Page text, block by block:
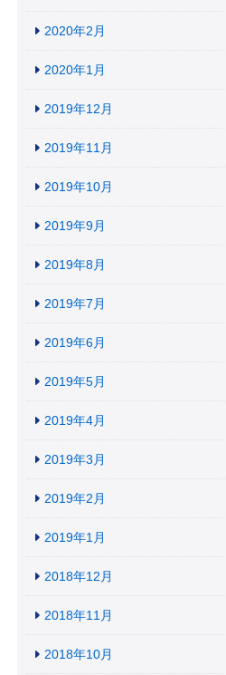
2020年2月
2020年1月
2019年12月
2019年11月
2019年10月
2019年9月
2019年8月
2019年7月
2019年6月
2019年5月
2019年4月
2019年3月
2019年2月
2019年1月
2018年12月
2018年11月
2018年10月